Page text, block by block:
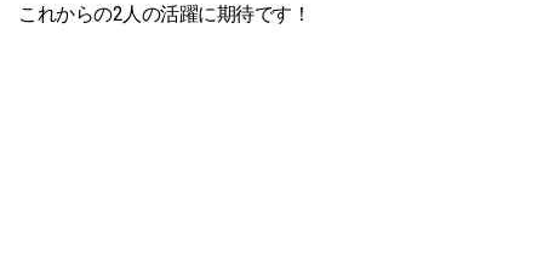
これからの2人の活躍に期待です！